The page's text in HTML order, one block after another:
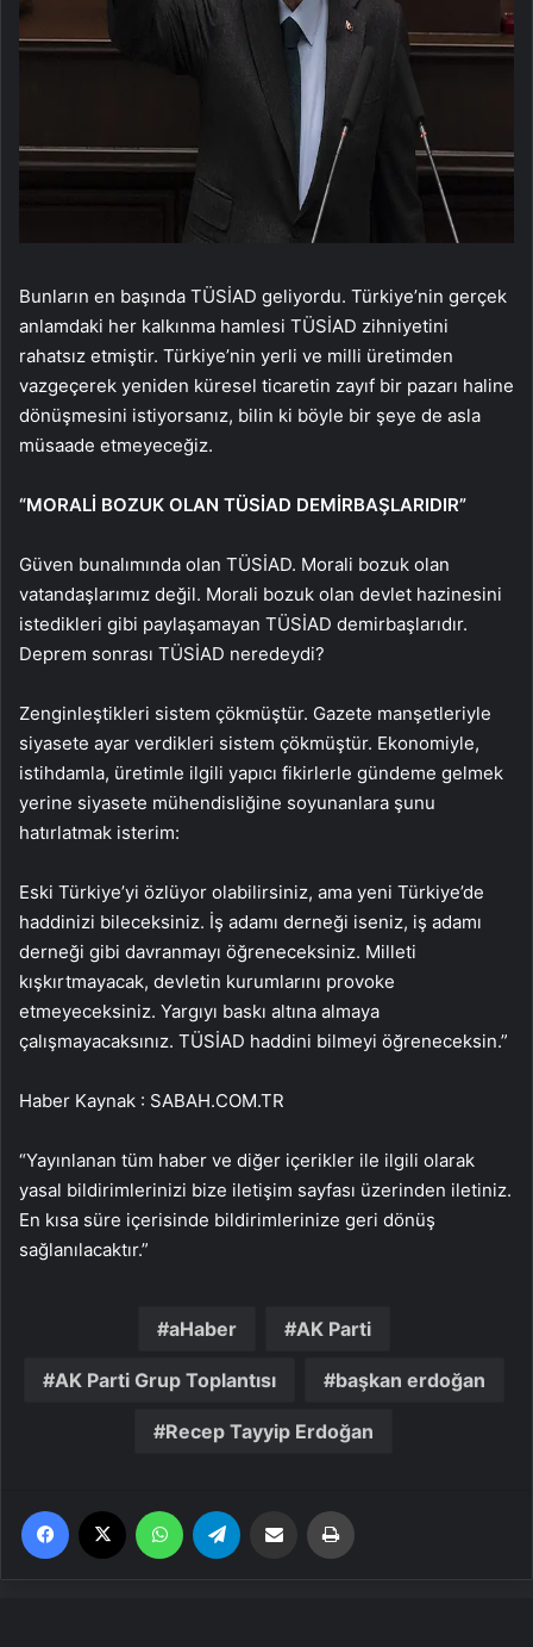
Bunların en başında TÜSİAD geliyordu. Türkiye’nin gerçek
anlamdaki her kalkınma hamlesi TÜSİAD zihniyetini
rahatsız etmiştir. Türkiye’nin yerli ve milli üretimden
vazgeçerek yeniden küresel ticaretin zayıf bir pazarı haline
dönüşmesini istiyorsanız, bilin ki böyle bir şeye de asla
müsaade etmeyeceğiz.
“MORALİ BOZUK OLAN TÜSİAD DEMİRBAŞLARIDIR”
Güven bunalımında olan TÜSİAD. Morali bozuk olan
vatandaşlarımız değil. Morali bozuk olan devlet hazinesini
istedikleri gibi paylaşamayan TÜSİAD demirbaşlarıdır.
Deprem sonrası TÜSİAD neredeydi?
Zenginleştikleri sistem çökmüştür. Gazete manşetleriyle
siyasete ayar verdikleri sistem çökmüştür. Ekonomiyle,
istihdamla, üretimle ilgili yapıcı fikirlerle gündeme gelmek
yerine siyasete mühendisliğine soyunanlara şunu
hatırlatmak isterim:
Eski Türkiye’yi özlüyor olabilirsiniz, ama yeni Türkiye’de
haddinizi bileceksiniz. İş adamı derneği iseniz, iş adamı
derneği gibi davranmayı öğreneceksiniz. Milleti
kışkırtmayacak, devletin kurumlarını provoke
etmeyeceksiniz. Yargıyı baskı altına almaya
çalışmayacaksınız. TÜSİAD haddini bilmeyi öğreneceksin.”
Haber Kaynak : SABAH.COM.TR
“Yayınlanan tüm haber ve diğer içerikler ile ilgili olarak
yasal bildirimlerinizi bize iletişim sayfası üzerinden iletiniz.
En kısa süre içerisinde bildirimlerinize geri dönüş
sağlanılacaktır.”
aHaber AK Parti
AK Parti Grup Toplantısı başkan erdoğan
Recep Tayyip Erdoğan
Facebook WhatsApp Email'den paylaş